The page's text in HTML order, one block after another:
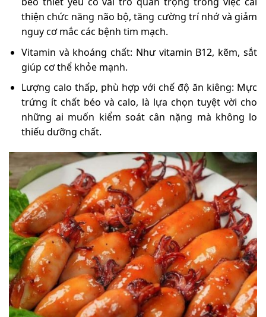
thiện chức năng não bộ, tăng cường trí nhớ và giảm
nguy cơ mắc các bệnh tim mạch.
Vitamin và khoáng chất: Như vitamin B12, kẽm, sắt
giúp cơ thể khỏe mạnh.
Lượng calo thấp, phù hợp với chế độ ăn kiêng: Mực
trứng ít chất béo và calo, là lựa chọn tuyệt vời cho
những ai muốn kiểm soát cân nặng mà không lo
thiếu dưỡng chất.